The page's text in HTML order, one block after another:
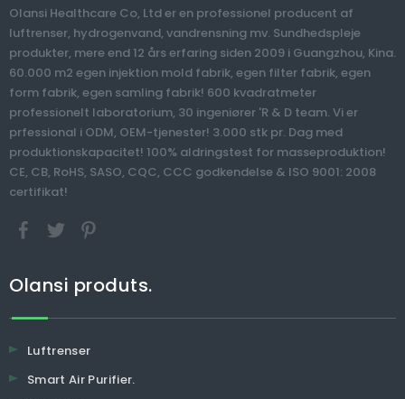
Olansi Healthcare Co, Ltd er en professionel producent af
luftrenser, hydrogenvand, vandrensning mv. Sundhedspleje
produkter, mere end 12 års erfaring siden 2009 i Guangzhou, Kina.
60.000 m2 egen injektion mold fabrik, egen filter fabrik, egen
form fabrik, egen samling fabrik! 600 kvadratmeter
professionelt laboratorium, 30 ingeniører 'R & D team. Vi er
prfessional i ODM, OEM-tjenester! 3.000 stk pr. Dag med
produktionskapacitet! 100% aldringstest for masseproduktion!
CE, CB, RoHS, SASO, CQC, CCC godkendelse & ISO 9001: 2008
certifikat!
Olansi produts.
Luftrenser
Smart Air Purifier.